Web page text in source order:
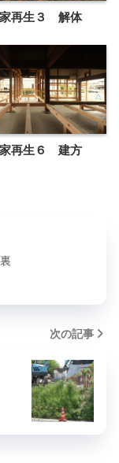
再生３ 解体
再生６ 建方
次の記事